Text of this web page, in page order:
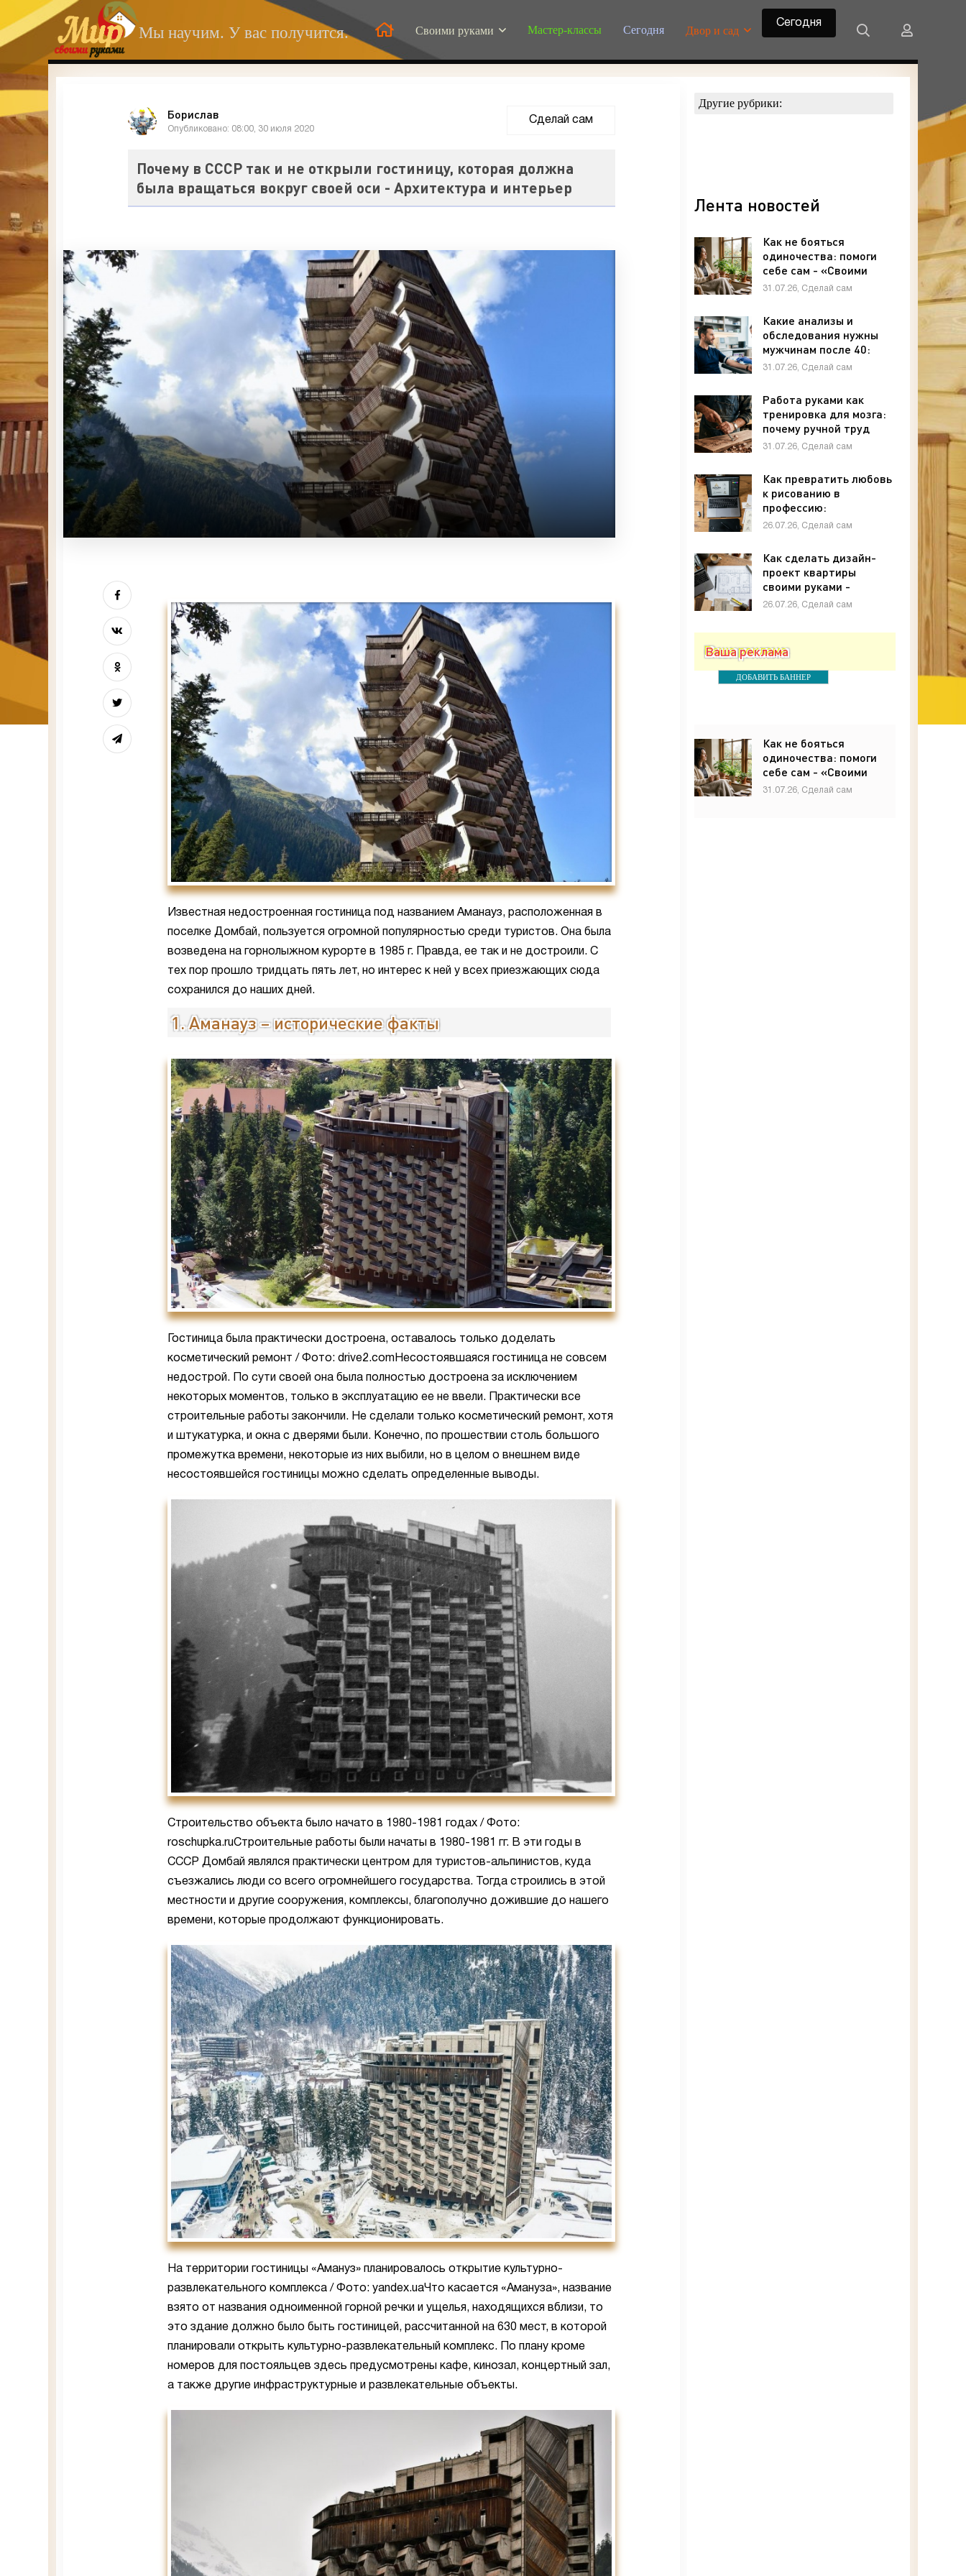
Мы научим. У вас получится. Своими руками Мастер-классы Сегодня Двор и сад
Сегодня
Борислав
Опубликовано: 08:00, 30 июля 2020
Сделай сам
Почему в СССР так и не открыли гостиницу, которая должна
была вращаться вокруг своей оси - Архитектура и интерьер
Известная недостроенная гостиница под названием Аманауз, расположенная в
поселке Домбай, пользуется огромной популярностью среди туристов. Она была
возведена на горнолыжном курорте в 1985 г. Правда, ее так и не достроили. С
тех пор прошло тридцать пять лет, но интерес к ней у всех приезжающих сюда
сохранился до наших дней.
1. Аманауз – исторические факты
Гостиница была практически достроена, оставалось только доделать
косметический ремонт / Фото: drive2.comНесостоявшаяся гостиница не совсем
недострой. По сути своей она была полностью достроена за исключением
некоторых моментов, только в эксплуатацию ее не ввели. Практически все
строительные работы закончили. Не сделали только косметический ремонт, хотя
и штукатурка, и окна с дверями были. Конечно, по прошествии столь большого
промежутка времени, некоторые из них выбили, но в целом о внешнем виде
несостоявшейся гостиницы можно сделать определенные выводы.
Строительство объекта было начато в 1980-1981 годах / Фото:
roschupka.ruСтроительные работы были начаты в 1980-1981 гг. В эти годы в
СССР Домбай являлся практически центром для туристов-альпинистов, куда
съезжались люди со всего огромнейшего государства. Тогда строились в этой
местности и другие сооружения, комплексы, благополучно дожившие до нашего
времени, которые продолжают функционировать.
На территории гостиницы «Амануз» планировалось открытие культурно-
развлекательного комплекса / Фото: yandex.uaЧто касается «Амануза», название
взято от названия одноименной горной речки и ущелья, находящихся вблизи, то
это здание должно было быть гостиницей, рассчитанной на 630 мест, в которой
планировали открыть культурно-развлекательный комплекс. По плану кроме
номеров для постояльцев здесь предусмотрены кафе, кинозал, концертный зал,
а также другие инфраструктурные и развлекательные объекты.
Другие рубрики:
Лента новостей
Как не бояться
одиночества: помоги
себе сам - «Своими
руками»
31.07.26, Сделай сам
Какие анализы и
обследования нужны
мужчинам после 40:
полный чек-лист -
31.07.26, Сделай сам
Работа руками как
тренировка для мозга:
почему ручной труд
полезен для памяти и
31.07.26, Сделай сам
Как превратить любовь
к рисованию в
профессию:
графический дизайн с
26.07.26, Сделай сам
Как сделать дизайн-
проект квартиры
своими руками -
«Своими руками»
26.07.26, Сделай сам
Ваша реклама
ДОБАВИТЬ БАННЕР
Как не бояться
одиночества: помоги
себе сам - «Своими
руками»
31.07.26, Сделай сам